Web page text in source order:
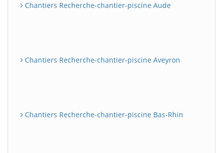
Chantiers Recherche-chantier-piscine Aude
Chantiers Recherche-chantier-piscine Aveyron
Chantiers Recherche-chantier-piscine Bas-Rhin